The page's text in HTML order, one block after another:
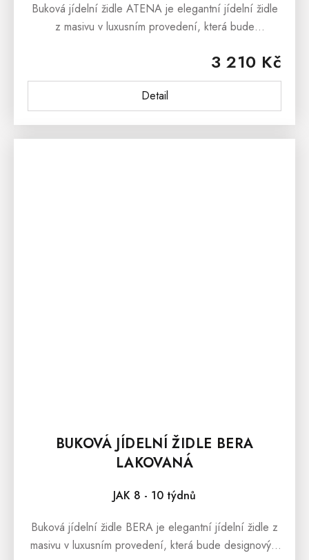
3 210 Kč
Detail
Buková jídelní židle ATENA je elegantní jídelní židle
z masivu v luxusním provedení, která bude
Čalouněná jídelní židle je...
BUKOVÁ JÍDELNÍ ŽIDLE BERA
LAKOVANÁ
JAK 8 - 10 týdnů
Buková jídelní židle BERA je elegantní jídelní židle z
masivu v luxusním provedení, která bude designovým